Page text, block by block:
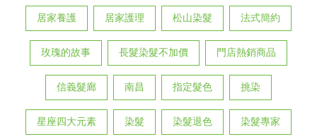
居家養護 居家護理 松山染髮 法式簡約
玫瑰的故事 長髮染髮不加價 門店熱銷商品
信義髮廊 南昌 指定髮色 挑染
星座四大元素 染髮 染髮退色 染髮專家